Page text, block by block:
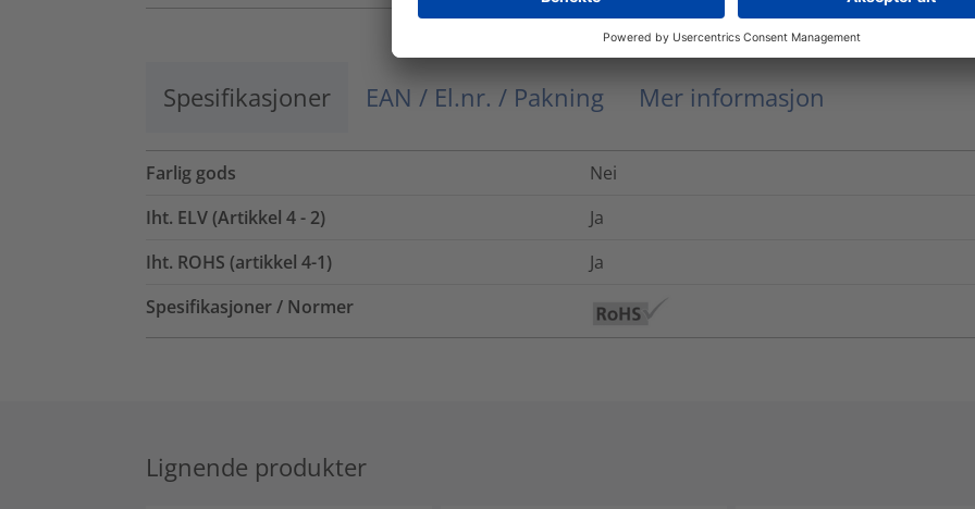
Spesifikasjoner EAN / El.nr. / Pakning Mer informasjon
Farlig gods
Nei
Iht. ELV (Artikkel 4 - 2)
Ja
Iht. ROHS (artikkel 4-1)
Ja
Spesifikasjoner / Normer
Lignende produkter